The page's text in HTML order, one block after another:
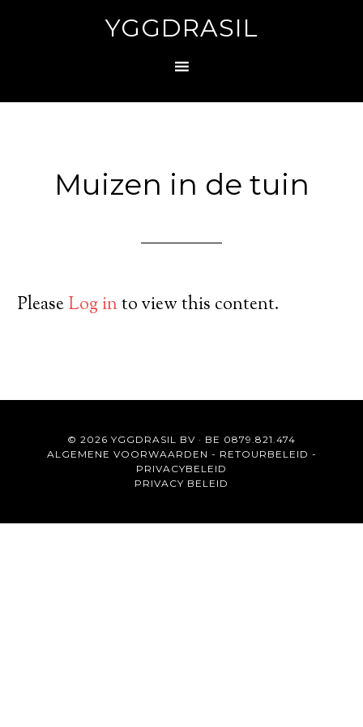
YGGDRASIL
Muizen in de tuin
PleaseLog into view this content.
© 2026 YGGDRASIL BV · BE 0879.821.474
ALGEMENE VOORWAARDEN - RETOURBELEID -
PRIVACYBELEID
PRIVACY BELEID